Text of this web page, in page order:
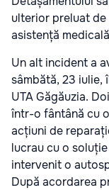
ulterior preluat
asistență
Un alt incident a
sâmbătă, 23 iulie,
UTA Găgăuzia.
într-o fântână cu
acțiuni de
lucrau cu o
intervenit o
După acordarea